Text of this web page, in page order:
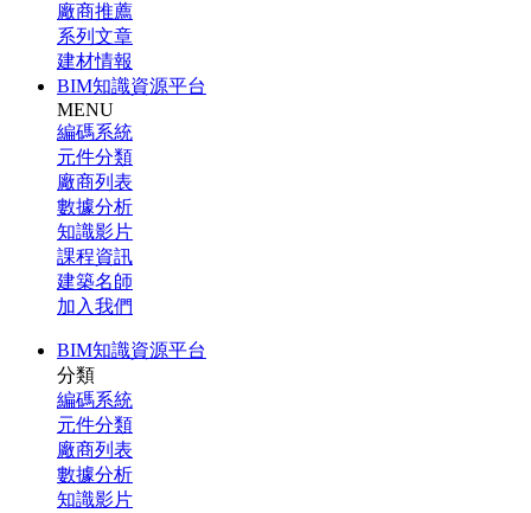
廠商推薦
系列文章
建材情報
BIM知識資源平台
MENU
編碼系統
元件分類
廠商列表
數據分析
知識影片
課程資訊
建築名師
加入我們
BIM知識資源平台
分類
編碼系統
元件分類
廠商列表
數據分析
知識影片